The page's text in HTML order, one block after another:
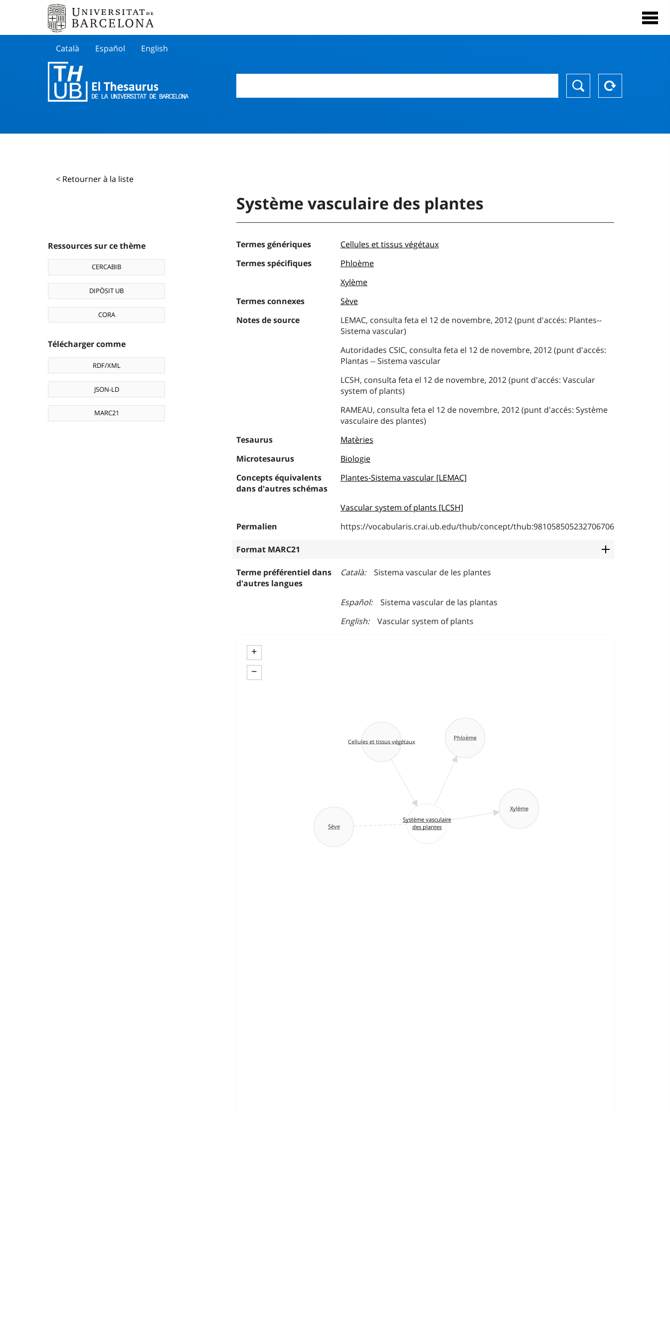
Català Español English
< Retourner à la liste
Ressources sur ce thème
CERCABIB
DIPÒSIT UB
CORA
Télécharger comme
RDF/XML
JSON-LD
MARC21
Système vasculaire des plantes
Termes génériques
Cellules et tissus végétaux
Termes spécifiques
Phloème
Xylème
Termes connexes
Sève
Notes de source
LEMAC, consulta feta el 12 de novembre, 2012 (punt d'accés: Plantes--
Sistema vascular)
Autoridades CSIC, consulta feta el 12 de novembre, 2012 (punt d'accés:
Plantas -- Sistema vascular
LCSH, consulta feta el 12 de novembre, 2012 (punt d'accés: Vascular
system of plants)
RAMEAU, consulta feta el 12 de novembre, 2012 (punt d'accés: Système
vasculaire des plantes)
Tesaurus
Matèries
Microtesaurus
Biologie
Concepts équivalents
dans d'autres schémas
Plantes-Sistema vascular [LEMAC]
Vascular system of plants [LCSH]
Permalien
https://vocabularis.crai.ub.edu/thub/concept/thub:981058505232706706
Format MARC21
Terme préférentiel dans
d'autres langues
Català Sistema vascular de les plantes
Español
Sistema vascular de las plantas
English
Vascular system of plants
+
−
Système vasculaire
des plantes
Cellules et tissus végétaux
Phloème
Xylème
Sève